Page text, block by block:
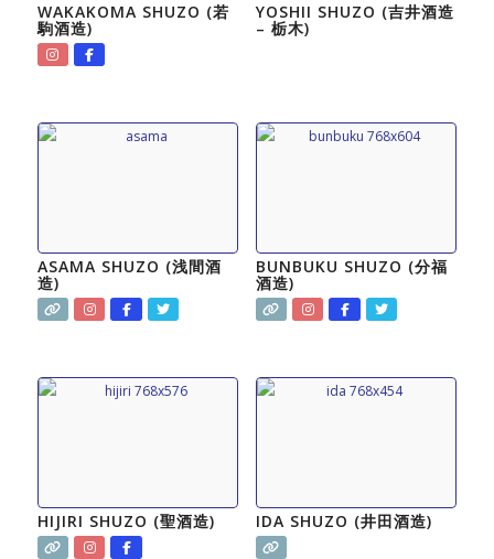
WAKAKOMA SHUZO (若
駒酒造)
YOSHII SHUZO (吉井酒造
– 栃木)
ASAMA SHUZO (浅間酒
造)
BUNBUKU SHUZO (分福
酒造)
HIJIRI SHUZO (聖酒造) IDA SHUZO (井田酒造)